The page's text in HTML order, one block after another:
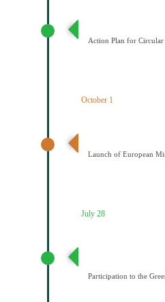
Action Plan for
October 1
Launch of European
July 28
Participation to the